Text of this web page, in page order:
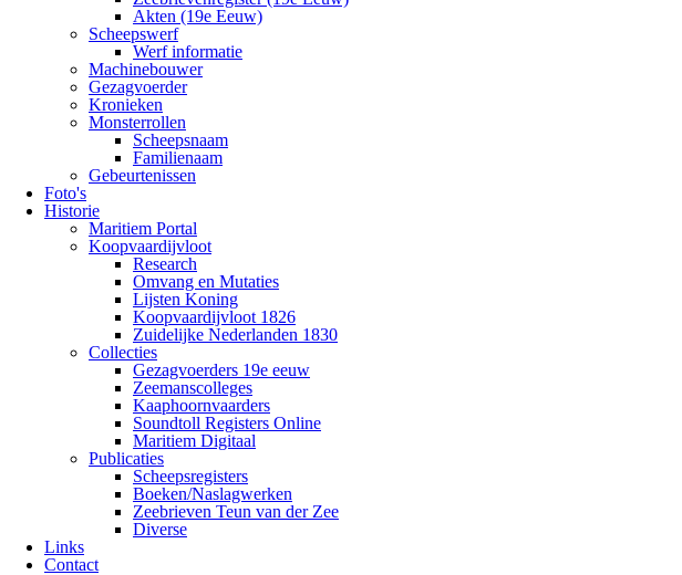
Akten (19e Eeuw)
Scheepswerf
Werf informatie
Machinebouwer
Gezagvoerder
Kronieken
Monsterrollen
Scheepsnaam
Familienaam
Gebeurtenissen
Foto's
Historie
Maritiem Portal
Koopvaardijvloot
Research
Omvang en Mutaties
Lijsten Koning
Koopvaardijvloot 1826
Zuidelijke Nederlanden 1830
Collecties
Gezagvoerders 19e eeuw
Zeemanscolleges
Kaaphoornvaarders
Soundtoll Registers Online
Maritiem Digitaal
Publicaties
Scheepsregisters
Boeken/Naslagwerken
Zeebrieven Teun van der Zee
Diverse
Links
Contact